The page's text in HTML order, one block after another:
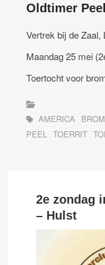
Oldtimer
Vertrek bij de Zaal,
Maandag 25 mei
Toertocht voor
AMERICA
PEEL
TOERRIT
2e zondag
– Hulst